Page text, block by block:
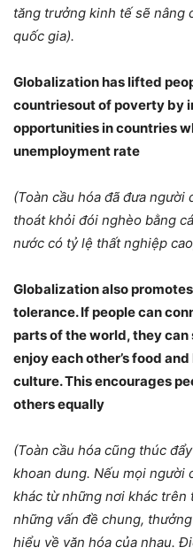
tăng trưởng kinh tế sẽ nâng
quốc gia).
Globalization has lifted
countriesout of poverty by
opportunities in countries
unemployment rate
(Toàn cầu hóa đã đưa
thoát khỏi đói nghèo bằng
nước có tỷ lệ thất nghiệp
Globalization also
tolerance. If people can
parts of the world, they
enjoy each other’s food
culture. This encourages
others equally
(Toàn cầu hóa cũng thúc
khoan dung. Nếu mọi
khác từ những nơi khác trên
những vấn đề chung,
hiểu về văn hóa của nhau.